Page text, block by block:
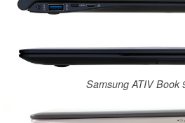
Samsung ATIV Book